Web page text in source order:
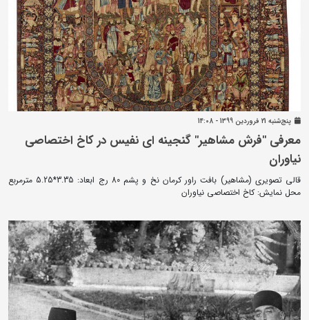
پنج‌شنبه 21 فروردين 1399 - 14:08
معرفی "فرش مشاهیر" گنجینه ای نفیس در کاخ اختصاصی
نیاوران
قالی تصویری (مشاهیر) بافت راور کرمان نخ و پشم 80 رج ابعاد: 3.35*5.25 مترمربع
محل نمایش: کاخ اختصاصی نیاوران